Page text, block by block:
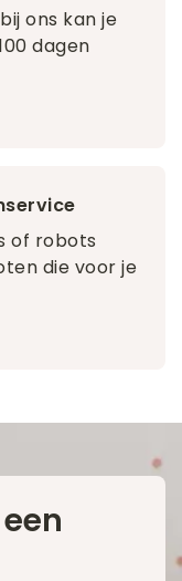
ons kan je
dagen
of robots
die voor je